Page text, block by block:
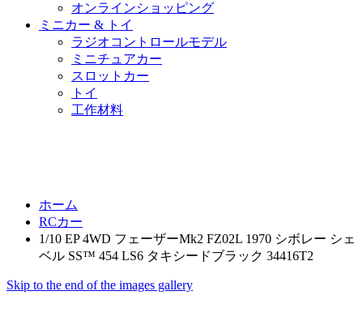
オンラインショッピング
ミニカー & トイ
ラジオコントロールモデル
ミニチュアカー
スロットカー
トイ
工作材料
ホーム
RCカー
1/10 EP 4WD フェーザーMk2 FZ02L 1970 シボレー シェ
ベル SS™ 454 LS6 タキシードブラック 34416T2
Skip to the end of the images gallery